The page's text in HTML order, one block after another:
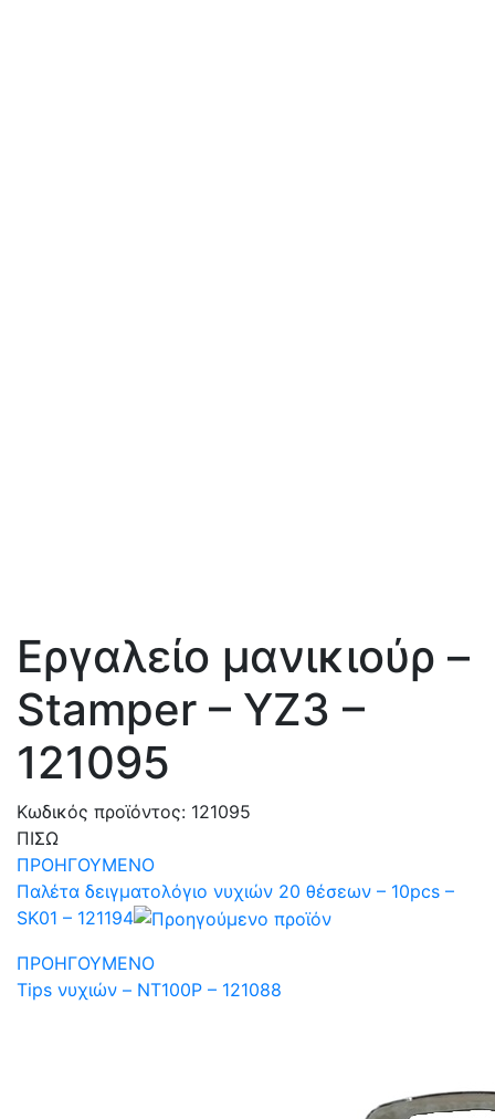
Εργαλείο μανικιούρ –
Stamper – YZ3 –
121095
Κωδικός προϊόντος: 121095
ΠΙΣΩ
ΠΡΟΗΓΟΥΜΕΝΟ
Παλέτα δειγματολόγιο νυχιών 20 θέσεων – 10pcs –
SK01 – 121194
ΠΡΟΗΓΟΥΜΕΝΟ
Tips νυχιών – NT100P – 121088